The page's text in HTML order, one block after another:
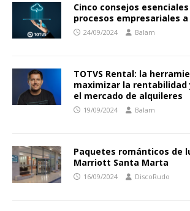
Cinco consejos
procesos empresariales a
24/09/2024 Balam
TOTVS Rental: la
maximizar la rentabilidad
el mercado de alquileres
19/09/2024 Balam
Paquetes románticos de
Marriott Santa Marta
16/09/2024 DiscoRudo